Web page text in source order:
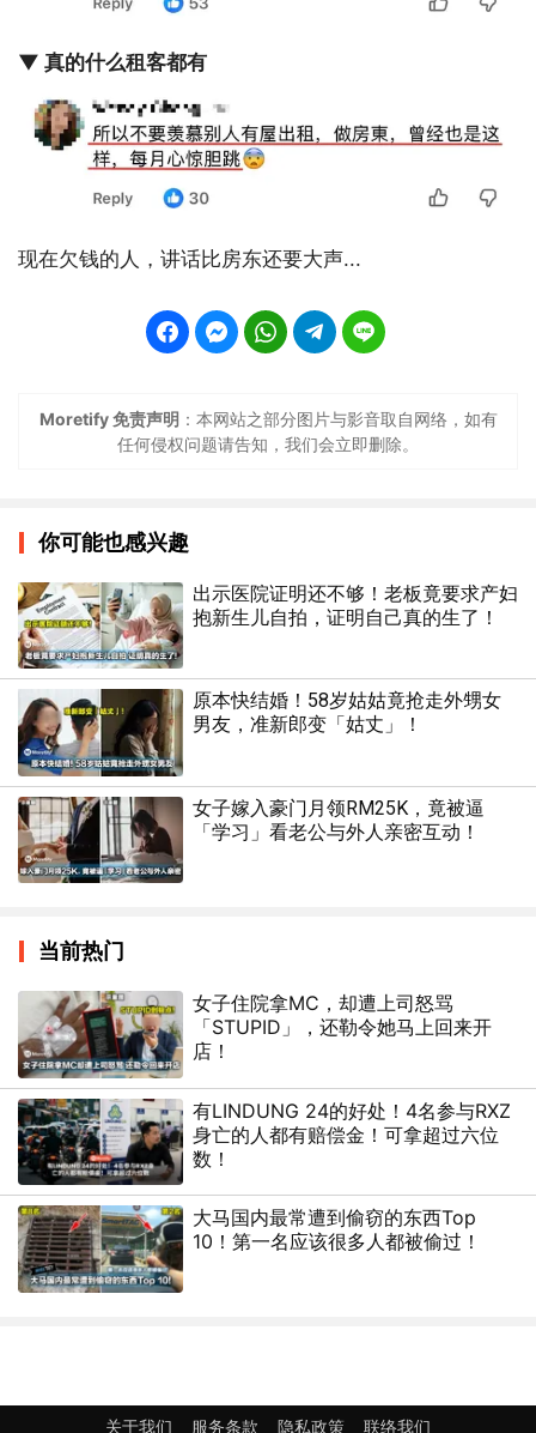
▼ 真的什么租客都有
现在欠钱的人，讲话比房东还要大声...
Moretify 免责声明 ：本网站之部分图片与影音取自网络，如有
任何侵权问题请告知，我们会立即删除。
你可能也感兴趣
出示医院证明还不够！老板竟要求产妇
抱新生儿自拍，证明自己真的生了！
原本快结婚！58岁姑姑竟抢走外甥女
男友，准新郎变「姑丈」！
女子嫁入豪门月领RM25K，竟被逼
「学习」看老公与外人亲密互动！
当前热门
女子住院拿MC，却遭上司怒骂
「STUPID」，还勒令她马上回来开
店！
有LINDUNG 24的好处！4名参与RXZ
身亡的人都有赔偿金！可拿超过六位
数！
大马国内最常遭到偷窃的东西Top
10！第一名应该很多人都被偷过！
关于我们 服务条款 隐私政策 联络我们